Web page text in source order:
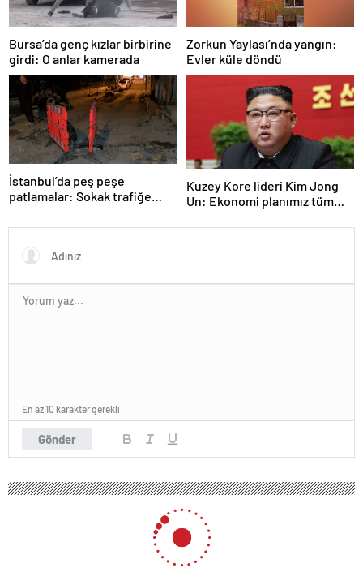
Bursa’da genç kızlar birbirine
girdi: O anlar kamerada
Zorkun Yaylası’nda yangın:
Evler küle döndü
İstanbul’da peş peşe
patlamalar: Sokak trafiğe
Kuzey Kore lideri Kim Jong
Un: Ekonomi planımız tüm
Gönder
En az 10 karakter gerekli